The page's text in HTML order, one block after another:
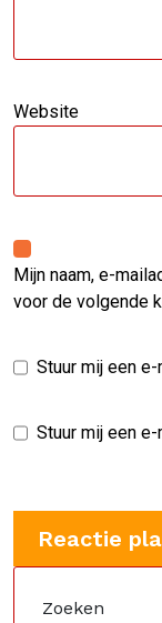
Website
Mijn naam, e-
voor de volgende
Stuur mij een
Stuur mij een
Zoeken